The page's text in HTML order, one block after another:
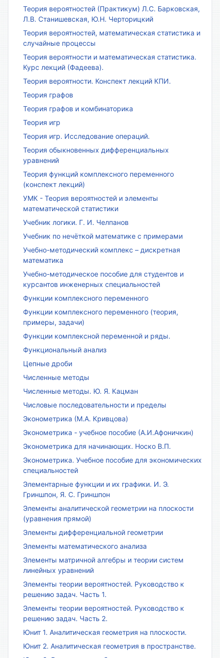
Теория вероятностей (Практикум) Л.С. Барковская,
Л.В. Станишевская, Ю.Н. Черторицкий
Теория вероятностей, математическая статистика и
случайные процессы
Теория вероятности и математическая статистика.
Курс лекций (Фадеева).
Теория вероятности. Конспект лекций КПИ.
Теория графов
Теория графов и комбинаторика
Теория игр
Теория игр. Исследование операций.
Теория обыкновенных дифференциальных
уравнений
Теория функций комплексного переменного
(конспект лекций)
УМК - Теория вероятностей и элементы
математической статистики
Учебник логики. Г. И. Челпанов
Учебник по нечёткой математике с примерами
Учебно-методический комплекс – дискретная
математика
Учебно-методическое пособие для студентов и
курсантов инженерных специальностей
Функции комплексного переменного
Функции комплексного переменного (теория,
примеры, задачи)
Функции комплексной переменной и ряды.
Функциональный анализ
Цепные дроби
Численные методы
Численные методы. Ю. Я. Кацман
Числовые последовательности и пределы
Эконометрика (М.А. Кривцова)
Эконометрика - учебное пособие (А.И.Афоничкин)
Эконометрика для начинающих. Носко В.П.
Эконометрика. Учебное пособие для экономических
специальностей
Элементарные функции и их графики. И. Э.
Гриншпон, Я. С. Гриншпон
Элементы аналитической геометрии на плоскости
(уравнения прямой)
Элементы дифференциальной геометрии
Элементы математического анализа
Элементы матричной алгебры и теории систем
линейных уравнений
Элементы теории вероятностей. Руководство к
решению задач. Часть 1.
Элементы теории вероятностей. Руководство к
решению задач. Часть 2.
Юнит 1. Аналитическая геометрия на плоскости.
Юнит 2. Аналитическая геометрия в пространстве.